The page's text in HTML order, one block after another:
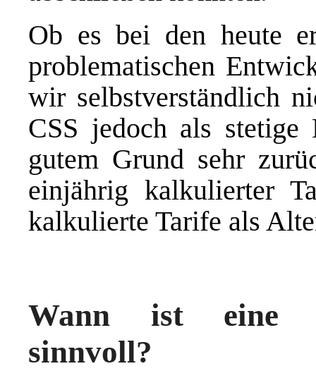
Ob es bei den heute
problematischen
wir selbstverständlich
CSS jedoch als stetige
gutem Grund sehr
einjährig kalkulierter
kalkulierte Tarife als
Wann ist eine
sinnvoll?